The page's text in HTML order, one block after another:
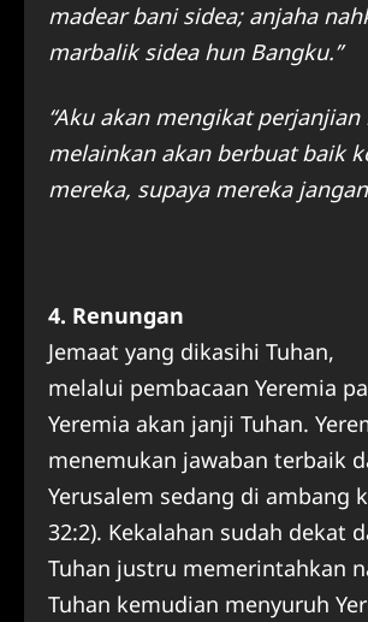
madear bani sidea; anjaha
marbalik sidea hun Bangku.”
“Aku akan mengikat
melainkan akan berbuat baik
mereka, supaya mereka
4. Renungan
Jemaat yang dikasihi Tuhan,
melalui pembacaan Yeremia
Yeremia akan janji Tuhan.
menemukan jawaban terbaik
Yerusalem sedang di ambang
32:2). Kekalahan sudah dekat
Tuhan justru memerintahkan
Tuhan kemudian menyuruh